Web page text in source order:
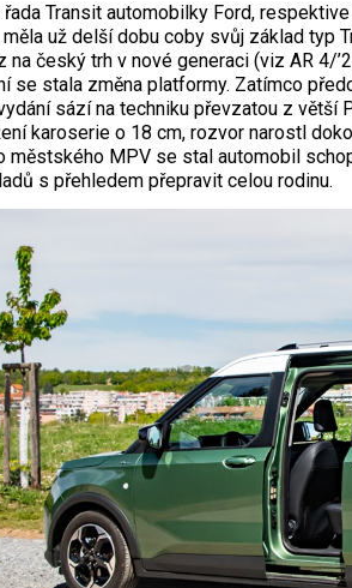
řada Transit automobilky Ford,
měla už delší dobu coby svůj základ typ
na český trh v nové generaci (viz AR 4/
se stala změna platformy. Zatímco
sází na techniku převzatou z větší
karoserie o 18 cm, rozvor narostl
městského MPV se stal automobil
s přehledem přepravit celou rodinu.